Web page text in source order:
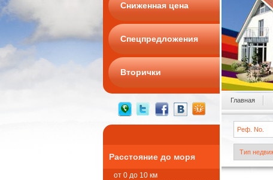
Сниженная цена
Спецпредложения
Вторички
Расстояние до моря
от 0 до 10 км
Главная